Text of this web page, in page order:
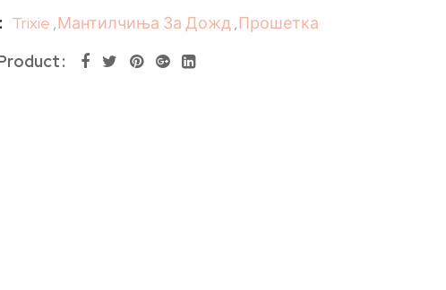
Trixie ,Мантилчиња За Дожд,Прошетка